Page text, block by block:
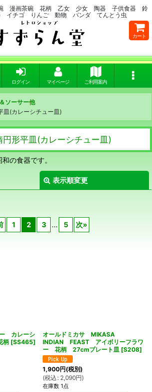
碗 漫画茶碗 花柄 乙女 少女 陶器 子供食器 鈴
イチゴ りんご 動物 パンダ てんとう虫
カート
ログイン マイページ ご利用案内
ソーサー他
(カレーシチュー皿)
形平皿(カレーシチュー皿)
の食器です。
表示順変更
1 2 3 ... 5 次»
カレーシ
柄 [SS465]
オールドミカサ MIKASA
INDIAN FEAST アイボリーフラワ
ー 花柄 27cmプレート皿 [S208]
1,900円(税別)
(税込 : 2,090円)
在庫数 1点